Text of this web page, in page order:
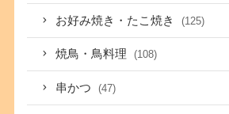
お好み焼き・たこ焼き (125)
焼鳥・鳥料理 (108)
串かつ (47)